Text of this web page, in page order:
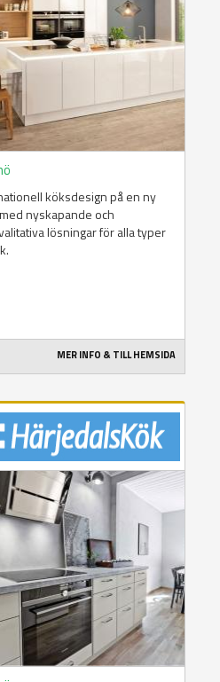
köksdesign på en ny
nyskapande och
lösningar för alla typer
MER INFO & TILL HEMSIDA